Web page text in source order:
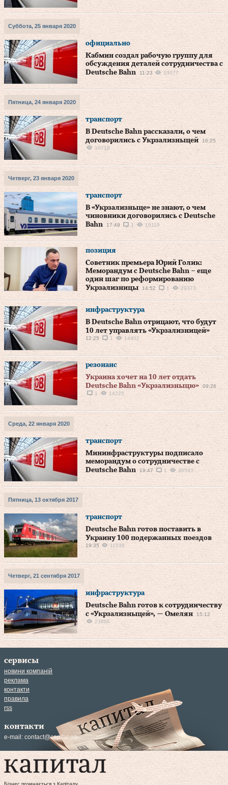
Суббота, 25 января 2020
официально
Кабмин создал рабочую группу для
обсуждения деталей сотрудничества с
Deutsche Bahn
11:23 13077
Пятница, 24 января 2020
транспорт
В Deutsche Bahn рассказали, о чем
договорились с Укрзализныцей
16:25
10718
Четверг, 23 января 2020
транспорт
В «Укрзализныце» не знают, о чем
чиновники договорились с Deutsche
Bahn
17:49 1 19119
позиция
Советник премьера Юрий Голик:
Меморандум с Deutsche Bahn – еще
один шаг по реформированию
Укрзализницы
14:52 1 29373
инфраструктура
В Deutsche Bahn отрицают, что будут
10 лет управлять «Укрзализницей»
12:25 1 14402
резонанс
Украина хочет на 10 лет отдать
Deutsche Bahn «Укрзализныцю»
09:26
1
14225
Среда, 22 января 2020
транспорт
Мининфраструктуры подписало
меморандум о сотрудничестве с
Deutsche Bahn
19:47 1 36593
Пятница, 13 октября 2017
транспорт
Deutsche Bahn готов поставить в
Украину 100 подержанных поездов
19:35 11538
Четверг, 21 сентября 2017
инфраструктура
Deutsche Bahn готов к сотрудничеству
с «Укрзализныцей», — Омелян
15:12
23866
сервисы
новини компаній
реклама
контакти
правила
rss
контакти
e-mail: contact@capital.ua
Бізнес починається з Капіталу